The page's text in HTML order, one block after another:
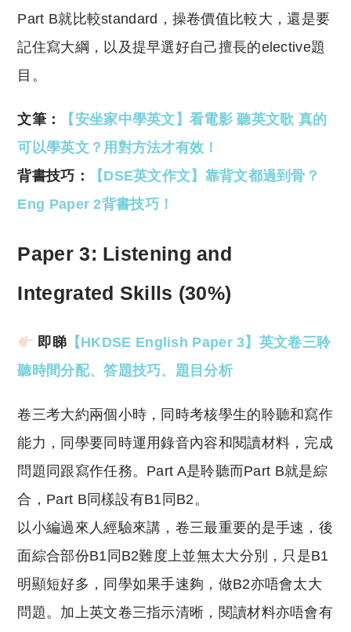
Part B就比較standard，操卷價值比較大，還是要
記住寫大綱，以及提早選好自己擅長的elective題
目。
文筆：
【安坐家中學英文】看電影 聽英文歌 真的
可以學英文？用對方法才有效！
背書技巧：
【DSE英文作文】靠背文都過到骨？
Eng Paper 2背書技巧！
Paper 3: Listening and
Integrated Skills (30%)
即睇【HKDSE English Paper 3】英文卷三聆
聽時間分配、答題技巧、題目分析
卷三考大約兩個小時，同時考核學生的聆聽和寫作
能力，同學要同時運用錄音內容和閱讀材料，完成
問題同跟寫作任務。Part A是聆聽而Part B就是綜
合，Part B同樣設有B1同B2。
以小編過來人經驗來講，卷三最重要的是手速，後
面綜合部份B1同B2難度上並無太大分別，只是B1
明顯短好多，同學如果手速夠，做B2亦唔會太大
問題。加上英文卷三指示清晰，閱讀材料亦唔會有